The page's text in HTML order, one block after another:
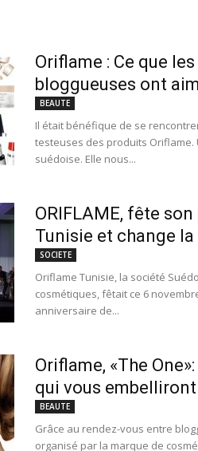
Oriflame : Ce que
bloggueuses ont
BEAUTE
Il était bénéfique de se
testeuses des produits
suédoise. Elle nous...
ORIFLAME, fête
Tunisie et change
SOCIETE
Oriflame Tunisie, la société
cosmétiques, fêtait ce 6
anniversaire de...
Oriflame, «The
qui vous embelliront
BEAUTE
Grâce au rendez-vous entre
organisé par la marque de